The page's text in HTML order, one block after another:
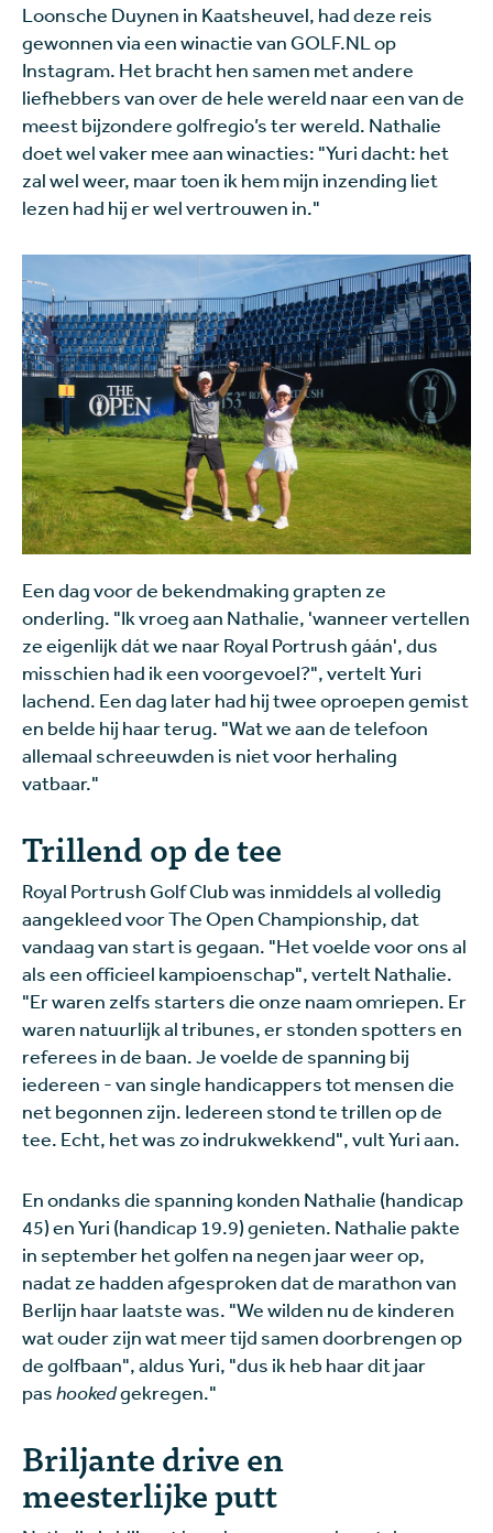
Loonsche Duynen in Kaatsheuvel, had deze reis
gewonnen via een winactie van GOLF.NL op
Instagram. Het bracht hen samen met andere
liefhebbers van over de hele wereld naar een van de
meest bijzondere golfregio’s ter wereld. Nathalie
doet wel vaker mee aan winacties: "Yuri dacht: het
zal wel weer, maar toen ik hem mijn inzending liet
lezen had hij er wel vertrouwen in."
Een dag voor de bekendmaking grapten ze
onderling. "Ik vroeg aan Nathalie, 'wanneer vertellen
ze eigenlijk dát we naar Royal Portrush gáán', dus
misschien had ik een voorgevoel?", vertelt Yuri
lachend. Een dag later had hij twee oproepen gemist
en belde hij haar terug. "Wat we aan de telefoon
allemaal schreeuwden is niet voor herhaling
vatbaar."
Trillend op de tee
Royal Portrush Golf Club was inmiddels al volledig
aangekleed voor The Open Championship, dat
vandaag van start is gegaan. "Het voelde voor ons al
als een officieel kampioenschap", vertelt Nathalie.
"Er waren zelfs starters die onze naam omriepen. Er
waren natuurlijk al tribunes, er stonden spotters en
referees in de baan. Je voelde de spanning bij
iedereen - van single handicappers tot mensen die
net begonnen zijn. Iedereen stond te trillen op de
tee. Echt, het was zo indrukwekkend", vult Yuri aan.
En ondanks die spanning konden Nathalie (handicap
45) en Yuri (handicap 19.9) genieten. Nathalie pakte
in september het golfen na negen jaar weer op,
nadat ze hadden afgesproken dat de marathon van
Berlijn haar laatste was. "We wilden nu de kinderen
wat ouder zijn wat meer tijd samen doorbrengen op
de golfbaan", aldus Yuri, "dus ik heb haar dit jaar
pashookedgekregen."
Briljante drive en
meesterlijke putt